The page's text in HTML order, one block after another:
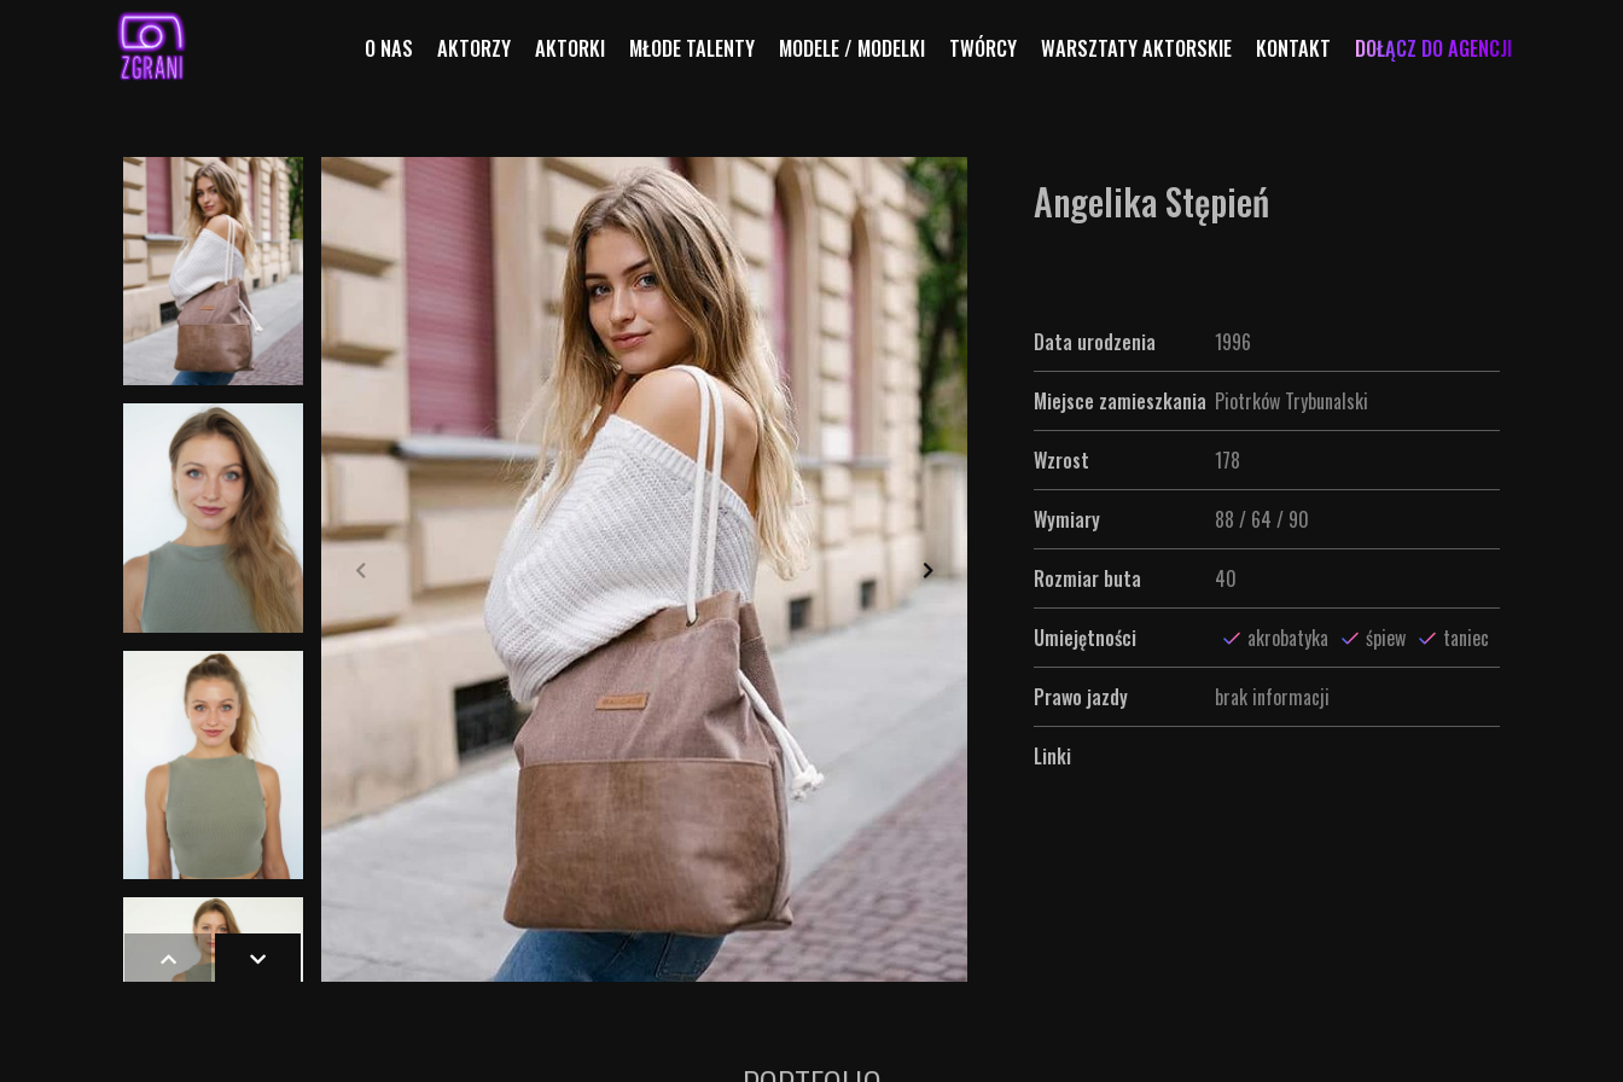
O NAS AKTORZY AKTORKI MŁODE TALENTY MODELE / MODELKI TWÓRCY WARSZTATY AKTORSKIE KONTAKT DOŁĄCZ DO AGENCJI
Angelika Stępień
Data urodzenia 1996
Miejsce zamieszkania Piotrków Trybunalski
Wzrost 178
Wymiary 88 / 64 / 90
Rozmiar buta 40
Umiejętności akrobatyka śpiew taniec
Prawo jazdy brak informacji
Linki